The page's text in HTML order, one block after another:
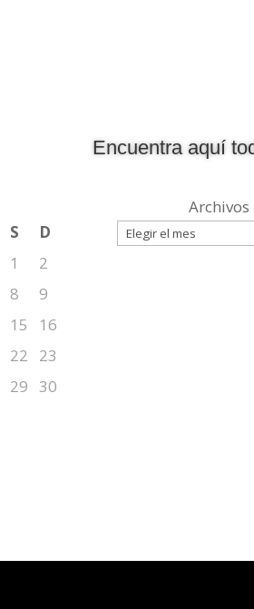
Encuentra aquí
S
D
1
2
8
9
15
16
22
23
29 30
Archivos